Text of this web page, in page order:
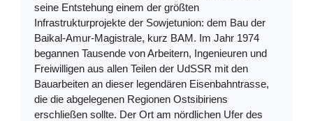
seine Entstehung einem der größten
Infrastrukturprojekte der Sowjetunion: dem Bau der
Baikal-Amur-Magistrale, kurz BAM. Im Jahr 1974
begannen Tausende von Arbeitern, Ingenieuren und
Freiwilligen aus allen Teilen der UdSSR mit den
Bauarbeiten an dieser legendären Eisenbahntrasse,
die die abgelegenen Regionen Ostsibiriens
erschließen sollte. Der Ort am nördlichen Ufer des